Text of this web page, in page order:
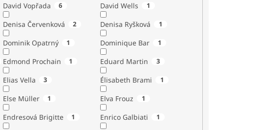
David Vopřada 6 David Wells 1
Denisa Červenková 2 Denisa Ryšková 1
Dominik Opatrný 1 Dominique Bar 1
Edmond Prochain 1 Eduard Martin 3
Elias Vella 3 Élisabeth Brami 1
Else Müller 1 Elva Frouz 1
Endresová Brigitte 1 Enrico Galbiati 1